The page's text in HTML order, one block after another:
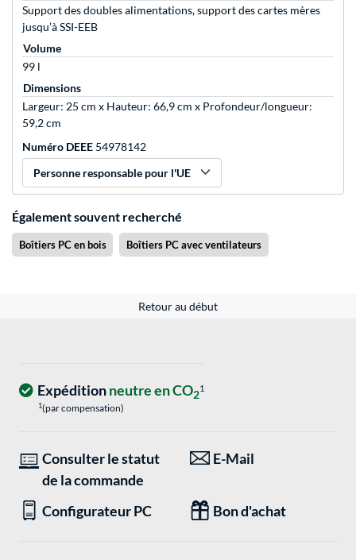
Support des doubles alimentations, support des cartes mères
jusqu’à SSI-EEB
Volume
99 l
Dimensions
Largeur: 25 cm x Hauteur: 66,9 cm x Profondeur/longueur:
59,2 cm
Numéro DEEE 54978142
Personne responsable pour l'UE
Également souvent recherché
Boîtiers PC en bois Boîtiers PC avec ventilateurs
Retour au début
Expéditionneutre en CO21
1(par compensation)
Consulter le statut
de la commande
E-Mail
Configurateur PC Bon d'achat